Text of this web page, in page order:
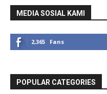
MEDIA SOSIAL KAMI
2,365 Fans
POPULAR CATEGORIES